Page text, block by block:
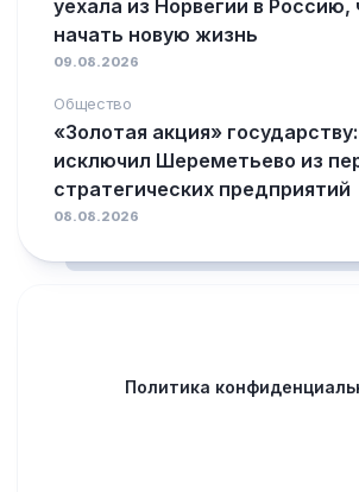
уехала из Норвегии в Россию,
начать новую жизнь
09.08.2026
Общество
«Золотая акция»
исключил Шереметьево из
стратегических предприятий
08.08.2026
Политика